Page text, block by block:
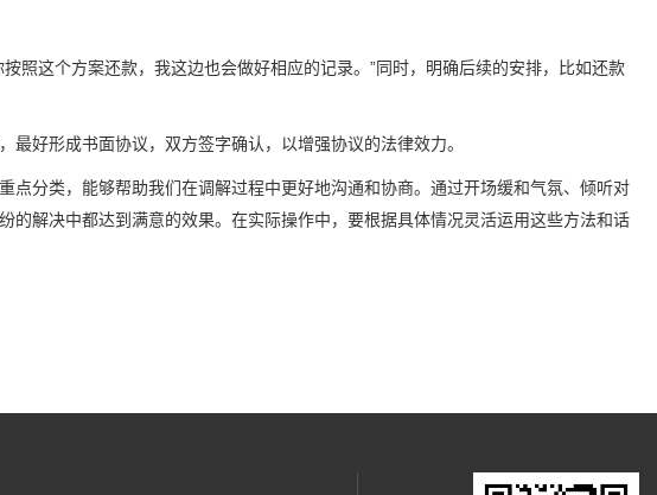
照这个方案还款，我这边也会做好相应的记录。”同时，明确后续的安排，比如还款
好形成书面协议，双方签字确认，以增强协议的法律效力。
点分类，能够帮助我们在调解过程中更好地沟通和协商。通过开场缓和气氛、倾听对
解决中都达到满意的效果。在实际操作中，要根据具体情况灵活运用这些方法和话